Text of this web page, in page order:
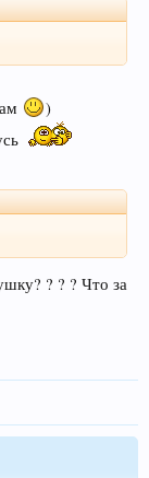
)
? ? ? Что за